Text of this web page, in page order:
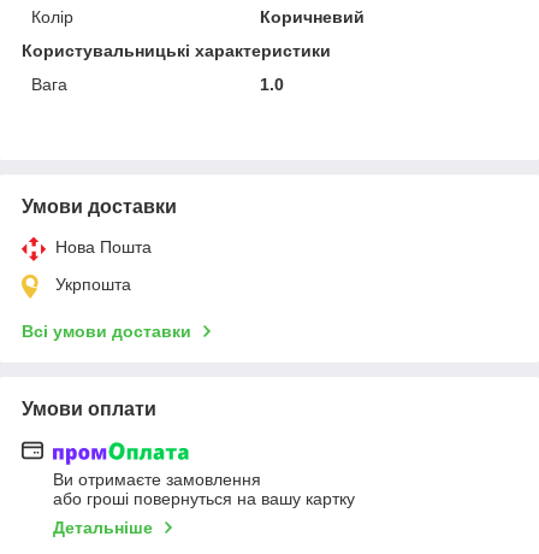
Колір
Коричневий
Користувальницькі характеристики
Вага
1.0
Умови доставки
Нова Пошта
Укрпошта
Всі умови доставки
Умови оплати
Ви отримаєте замовлення
або гроші повернуться на вашу картку
Детальніше